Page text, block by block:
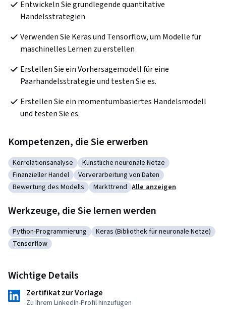
Entwickeln Sie grundlegende quantitative
Handelsstrategien
Verwenden Sie Keras und Tensorflow, um Modelle für
maschinelles Lernen zu erstellen
Erstellen Sie ein Vorhersagemodell für eine
Paarhandelsstrategie und testen Sie es.
Erstellen Sie ein momentumbasiertes Handelsmodell
und testen Sie es.
Kompetenzen, die Sie erwerben
Kategorie: Korrelationsanalyse
Korrelationsanalyse Kategorie: Künstliche neuronale Netze
Künstliche neuronale Netze
Kategorie: Finanzieller Handel
Finanzieller Handel Kategorie: Vorverarbeitung von Daten
Vorverarbeitung von Daten
Kategorie: Bewertung des Modells
Bewertung des Modells Kategorie: Markttrend
Markttrend Alle anzeigen
Werkzeuge, die Sie lernen werden
Kategorie: Python-Programmierung
Python-Programmierung Kategorie: Keras (Bibliothek für
Keras (Bibliothek für neuronale Netze)
Kategorie: Tensorflow
Tensorflow
Wichtige Details
Zertifikat zur Vorlage
Zu Ihrem LinkedIn-Profil hinzufügen